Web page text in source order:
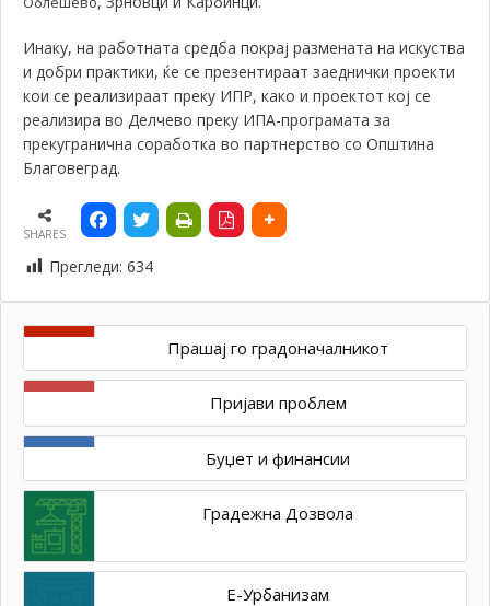
Инаку, на работната средба покрај размената на искуства
и добри практики, ќе се презентираат заеднички проекти
кои се реализираат преку ИПР, како и проектот кој се
реализира во Делчево преку ИПА-програмата за
прекугранична соработка во партнерство со Општина
Благовеград.
SHARES
Прегледи: 634
Прашај го градоначалникот
Пријави проблем
Буџет и финансии
Градежна Дозвола
Е-Урбанизам